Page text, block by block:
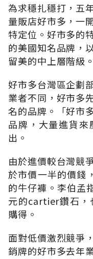
為求穩扎穩打，五
量販店好市多，一
特定位。好市多的
的美國知名品牌，
留美的中上層階級。
好市多台灣區企劃
業者不同，好市多
名的品牌。「好市
品牌，大量進貨
出。
由於進價較台灣競
於市價一半的價錢
的牛仔褲。李伯孟
元的cartier鑽石，
購得。
面對低價激烈競爭
銷牌的好市多去年